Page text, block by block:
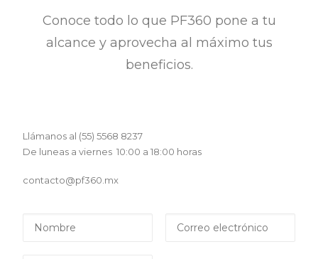
Conoce todo lo que PF360 pone a tu
alcance y aprovecha al máximo tus
beneficios.
Llámanos al (55) 5568 8237
De luneas a viernes 10:00 a 18:00 horas
contacto@pf360.mx